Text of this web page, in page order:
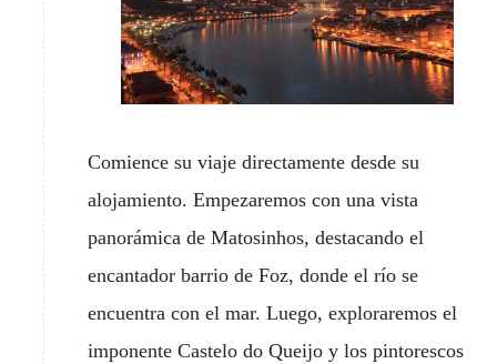
Comience su viaje directamente desde su
alojamiento. Empezaremos con una vista
panorámica de Matosinhos, destacando el
encantador barrio de Foz, donde el río se
encuentra con el mar. Luego, exploraremos el
imponente Castelo do Queijo y los pintorescos